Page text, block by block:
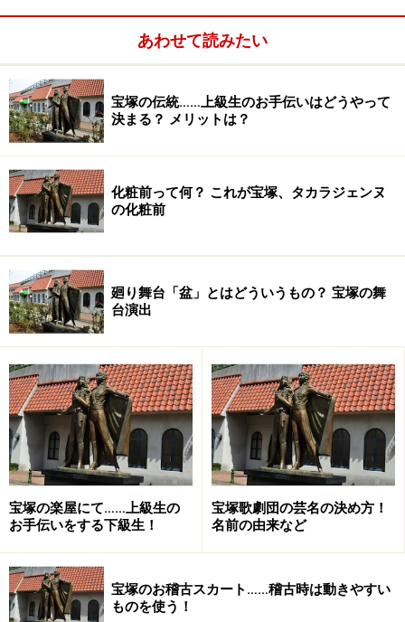
2日(火)【OG】紺野まひる CX 22:00～22:54「戦う!書店ガ
ール」
3日(水)【OG】真琴つばさ TX 18:57～20:10「THEカラオ
ケ★バトルスペシャル1部」
3日(水)【OG】真琴つばさ TX 20:14～20:54「THEカラオ
ケ★バトルスペシャル2部」
4日(木)【OG】はいだしょうこ TBS 19:00～20:54「プレ
バト！！才能ランキング」
4日(木)【OG】遼河はるひ テレ朝ャンネル１ 21:00～
21:30「女の体当たりサーチ番組 なぜ？そこ？」
5日(金)【花組】瀬戸かずや MX 11:00～
11:30「TAKARAZUKA Café break」
5日(金)【OG】はいだしょうこ BS朝日 22:00～22:54「人
生を変える7日旅」
あわせて読みたい
宝塚の伝統……上級生のお手伝いはどうやって
決まる？ メリットは？
化粧前って何？ これが宝塚、タカラジェンヌ
の化粧前
廻り舞台「盆」とはどういうもの？ 宝塚の舞
台演出
宝塚の楽屋にて……上級生の
お手伝いをする下級生！
宝塚歌劇団の芸名の決め方！
名前の由来など
宝塚のお稽古スカート……稽古時は動きやすい
ものを使う！